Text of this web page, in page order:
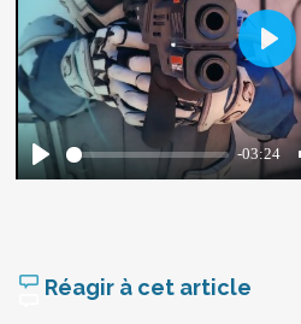
Réagir à cet article